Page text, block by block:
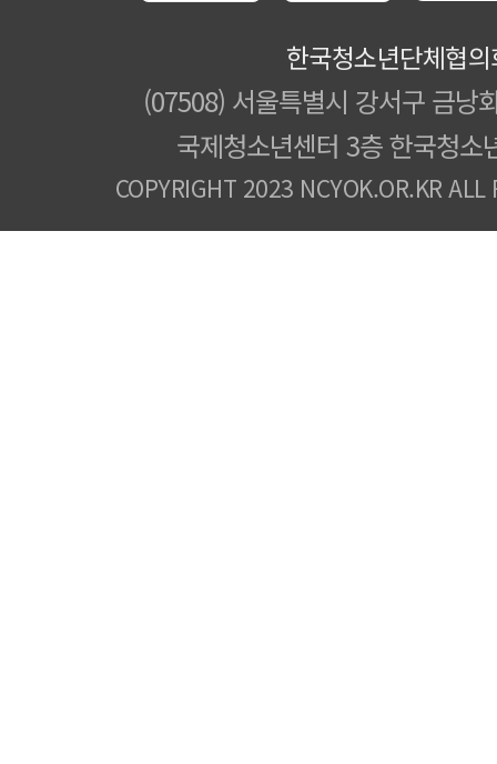
한국청소년단체협
(07508) 서울특별시 강서구 금낭
국제청소년센터 3층 한국청소
COPYRIGHT 2023 NCYOK.OR.KR ALL